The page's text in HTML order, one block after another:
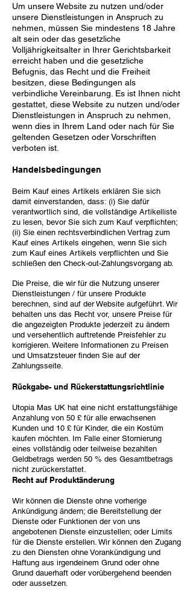
Um unsere Website zu nutzen und/oder
unsere Dienstleistungen in Anspruch zu
nehmen, müssen Sie mindestens 18 Jahre
alt sein oder das gesetzliche
Volljährigkeitsalter in Ihrer Gerichtsbarkeit
erreicht haben und die gesetzliche
Befugnis, das Recht und die Freiheit
besitzen, diese Bedingungen als
verbindliche Vereinbarung. Es ist Ihnen nicht
gestattet, diese Website zu nutzen und/oder
Dienstleistungen in Anspruch zu nehmen,
wenn dies in Ihrem Land oder nach für Sie
geltenden Gesetzen oder Vorschriften
verboten ist.
Handelsbedingungen
Beim Kauf eines Artikels erklären Sie sich
damit einverstanden, dass: (i) Sie dafür
verantwortlich sind, die vollständige Artikelliste
zu lesen, bevor Sie sich zum Kauf verpflichten;
(ii) Sie einen rechtsverbindlichen Vertrag zum
Kauf eines Artikels eingehen, wenn Sie sich
zum Kauf eines Artikels verpflichten und Sie
schließen den Check-out-Zahlungsvorgang ab.
Die Preise, die wir für die Nutzung unserer
Dienstleistungen / für unsere Produkte
berechnen, sind auf der Website aufgeführt. Wir
behalten uns das Recht vor, unsere Preise für
die angezeigten Produkte jederzeit zu ändern
und versehentlich auftretende Preisfehler zu
korrigieren. Weitere Informationen zu Preisen
und Umsatzsteuer finden Sie auf der
Zahlungsseite.
Rückgabe- und Rückerstattungsrichtlinie
Utopia Mas UK hat eine nicht erstattungsfähige
Anzahlung von 50 £ für alle erwachsenen
Kunden und 10 £ für Kinder, die ein Kostüm
kaufen möchten. Im Falle einer Stornierung
eines vollständig oder teilweise bezahlten
Geldbetrags werden 50 % des Gesamtbetrags
nicht zurückerstattet.
Recht auf Produktänderung
Wir können die Dienste ohne vorherige
Ankündigung ändern; die Bereitstellung der
Dienste oder Funktionen der von uns
angebotenen Dienste einzustellen; oder Limits
für die Dienste erstellen. Wir können den Zugang
zu den Diensten ohne Vorankündigung und
Haftung aus irgendeinem Grund oder ohne
Grund dauerhaft oder vorübergehend beenden
oder aussetzen.